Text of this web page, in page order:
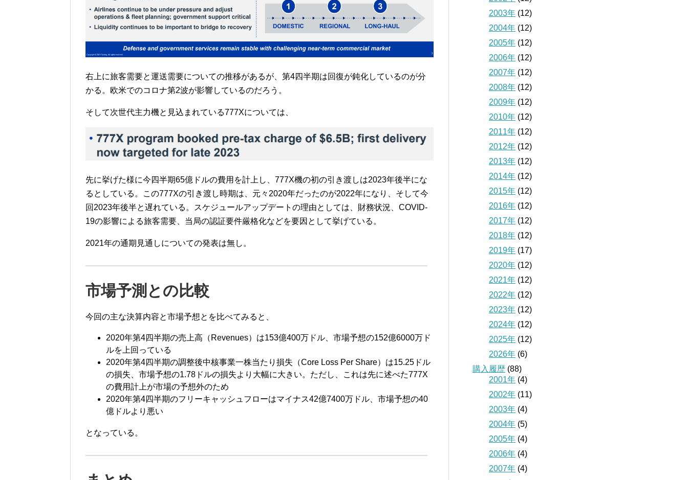
右上に旅客需要と運送需要についての推移があるが、第4四半期は回復が鈍化しているのが分
かる。欧米でのコロナ第2波が影響しているのだろう。
そして次世代主力機と見込まれている777Xについては、
先に挙げた様に今四半期65億ドルの費用を計上し、777X機の初の引き渡しは2023年後半にな
るとしている。この777Xの引き渡し時期は、元々2020年だったのが2022年になり、そして今
回2023年後半と遅れている。スケジュールアップデートの理由としては、財務状況、COVID-
19の影響による旅客需要、当局の認証要件厳格化などを要因として挙げている。
2021年の通期見通しについての発表は無し。
市場予測との比較
今回の主な決算内容と市場予想とを比べてみると、
2020年第4四半期の売上高（Revenues）は153億400万ドル、市場予想の152億6000万ド
ルを上回っている
2020年第4四半期の調整後中核事業一株当たり損失（Core Loss Per Share）は15.25ドル
の損失、市場予想の1.78ドルの損失より大幅に大きい。ただし、これは先に述べた777X
の費用計上が市場の予想外のため
2020年第4四半期のフリーキャッシュフローはマイナス42億7400万ドル、市場予想の40
億ドルより悪い
となっている。
2003年 (12)
2004年 (12)
2005年 (12)
2006年 (12)
2007年 (12)
2008年 (12)
2009年 (12)
2010年 (12)
2011年 (12)
2012年 (12)
2013年 (12)
2014年 (12)
2015年 (12)
2016年 (12)
2017年 (12)
2018年 (12)
2019年 (17)
2020年 (12)
2021年 (12)
2022年 (12)
2023年 (12)
2024年 (12)
2025年 (12)
2026年 (6)
購入履歴 (88)
2001年 (4)
2002年 (11)
2003年 (4)
2004年 (5)
2005年 (4)
2006年 (4)
2007年 (4)